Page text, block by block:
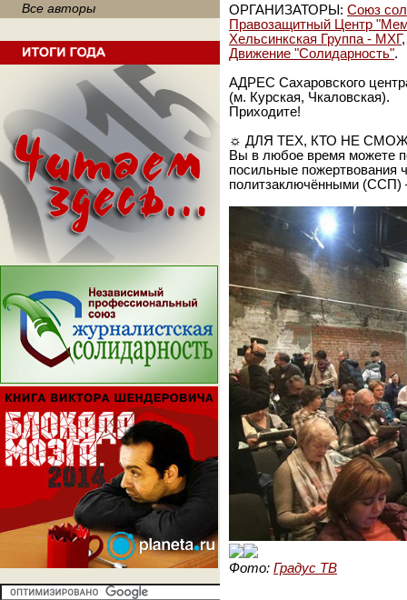
Все авторы
ОРГАНИЗАТОРЫ: Союз
Правозащитный Центр
Хельсинкская Группа - МХГ
Движение "Солидарность".
АДРЕС Сахаровского
(м. Курская, Чкаловская).
Приходите!
☼ ДЛЯ ТЕХ, КТО НЕ
Вы в любое время можете
посильные пожертвования
политзаключёнными (ССП)
Фото: Градус ТВ